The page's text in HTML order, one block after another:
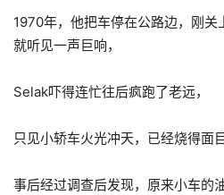
1970年，他把车停在公路边，刚关
就听见一声巨响，
Selak吓得连忙往后疯跑了老远，
只见小轿车火光冲天，已经烧得面
事后经过调查后发现，原来小车的